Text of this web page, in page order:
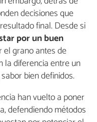
decisiones que
final. Desde si
por un buen
el grano antes de
la diferencia entre un
bien definidos.
han vuelto a poner
defendiendo métodos